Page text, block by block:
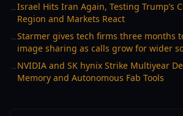
→Israel Hits Iran Again, Testing Trump’s
Region and Markets React
→Starmer gives tech firms three months
image sharing as calls grow for wider
→ NVIDIA and SK hynix Strike Multiyear
Memory and Autonomous Fab Tools